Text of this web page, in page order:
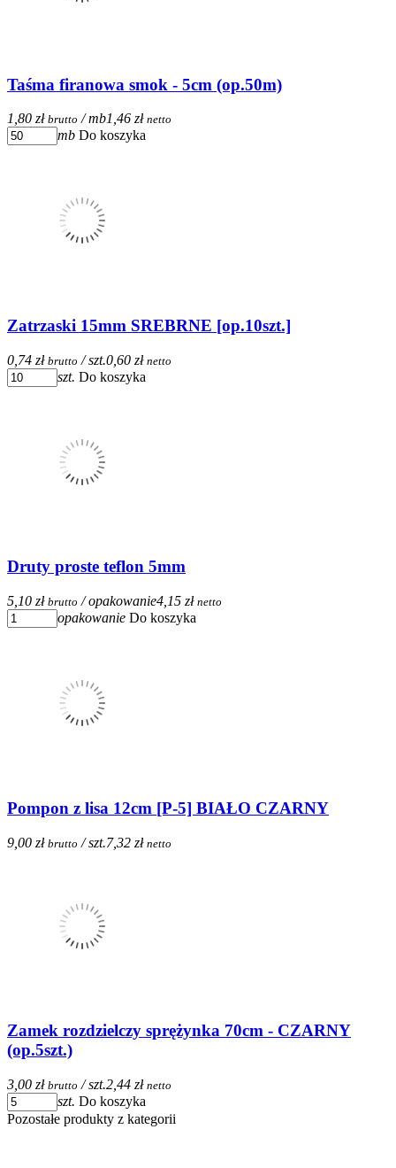
Taśma firanowa smok - 5cm (op.50m)
1,80 zł brutto / mb1,46 zł netto
mb Do koszyka
Zatrzaski 15mm SREBRNE [op.10szt.]
0,74 zł brutto / szt.0,60 zł netto
szt. Do koszyka
Druty proste teflon 5mm
5,10 zł brutto / opakowanie4,15 zł netto
opakowanie Do koszyka
Pompon z lisa 12cm [P-5] BIAŁO CZARNY
9,00 zł brutto / szt.7,32 zł netto
Zamek rozdzielczy sprężynka 70cm - CZARNY
(op.5szt.)
3,00 zł brutto / szt.2,44 zł netto
szt. Do koszyka
Pozostałe produkty z kategorii